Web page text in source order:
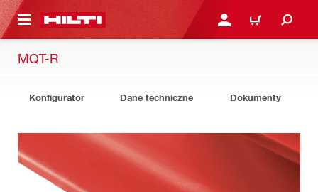
GŁÓWNEJ ZALOGUJ SIĘ LUB
KOSZYK
MQT-R
Konfigurator Dane techniczne Dokumenty